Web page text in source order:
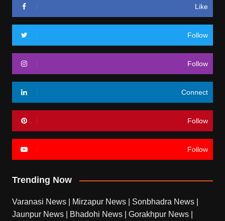
Like
Follow
Follow
Connect
Follow
Follow
Trending Now
Varanasi News Mirzapur News Sonbhadra News
Jaunpur News
Bhadohi News Gorakhpur News